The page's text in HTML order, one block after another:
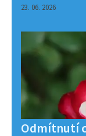
23. 06. 2026
Odmítnutí